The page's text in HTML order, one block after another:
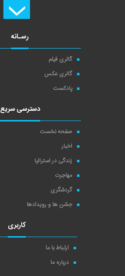
رسـانه
گالری فیلم
گالری عکس
پادکست
دسترسی سریع
صفحه نخست
اخبار
زندگی در استرالیا
مهاجرت
گردشگری
جشن ها و رویدادها
کاربری
ارتباط با ما
درباره ما